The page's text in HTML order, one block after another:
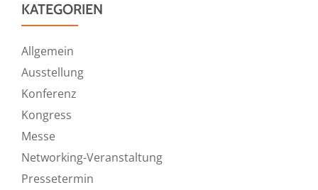
KATEGORIEN
Allgemein
Ausstellung
Konferenz
Kongress
Messe
Networking-Veranstaltung
Pressetermin